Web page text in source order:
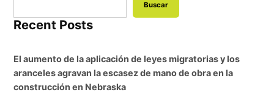
Buscar
Recent Posts
El aumento de la aplicación de leyes migratorias y los
aranceles agravan la escasez de mano de obra en la
construcción en Nebraska